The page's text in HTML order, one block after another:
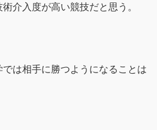
介入度が高い競技だと思う。
は相手に勝つようになることは